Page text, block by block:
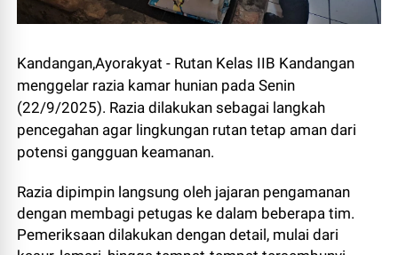
Kandangan,Ayorakyat - Rutan Kelas IIB Kandangan
menggelar razia kamar hunian pada Senin
(22/9/2025). Razia dilakukan sebagai langkah
pencegahan agar lingkungan rutan tetap aman dari
potensi gangguan keamanan.
Razia dipimpin langsung oleh jajaran pengamanan
dengan membagi petugas ke dalam beberapa tim.
Pemeriksaan dilakukan dengan detail, mulai dari